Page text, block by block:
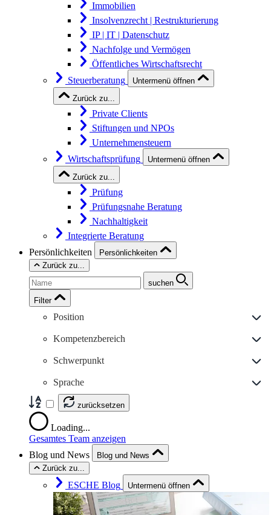
Immobilien
Insolvenzrecht | Restrukturierung
IP | IT | Datenschutz
Nachfolge und Vermögen
Öffentliches Wirtschaftsrecht
Steuerberatung
Untermenü öffnen
Zurück zu...
Private Clients
Stiftungen und NPOs
Unternehmensteuern
Wirtschaftsprüfung
Untermenü öffnen
Zurück zu...
Prüfung
Prüfungsnahe Beratung
Nachhaltigkeit
Integrierte Beratung
Persönlichkeiten
Persönlichkeiten
Zurück zu...
suchen
Filter
Position
Kompetenzbereich
Schwerpunkt
Sprache
zurücksetzen
Loading...
Gesamtes Team anzeigen
Blog und News
Blog und News
Zurück zu...
ESCHE Blog Untermenü öffnen